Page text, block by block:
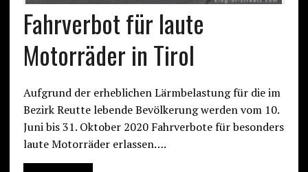
Fahrverbot für laute
Motorräder in Tirol
Aufgrund der erheblichen Lärmbelastung für die im
Bezirk Reutte lebende Bevölkerung werden vom 10.
Juni bis 31. Oktober 2020 Fahrverbote für besonders
laute Motorräder erlassen….